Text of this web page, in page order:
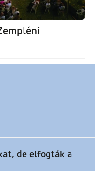
de elfogták a